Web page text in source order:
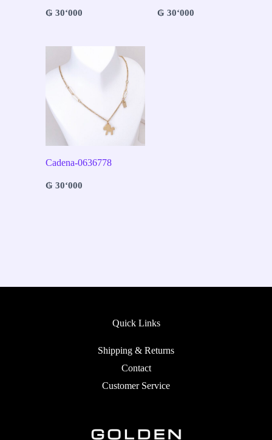
₲30‘000 ₲30‘000
Cadena-0636778
₲30‘000
Quick Links
Shipping & Returns
Contact
Customer Service